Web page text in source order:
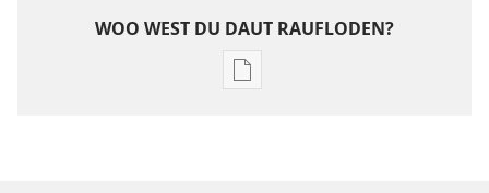
WOO WEST DU DAUT RAUFLODEN?
Raufloden